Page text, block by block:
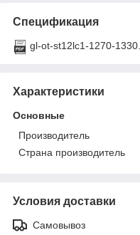
Спецификация
gl-ot-st12lc1-1270-
Характеристики
Основные
Производитель
Страна производитель
Условия доставки
Самовывоз